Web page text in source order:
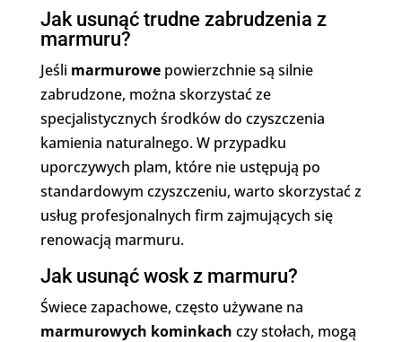
Jak usunąć trudne zabrudzenia z
marmuru?
Jeśli marmurowepowierzchnie są silnie
zabrudzone, można skorzystać ze
specjalistycznych środków do czyszczenia
kamienia naturalnego. W przypadku
uporczywych plam, które nie ustępują po
standardowym czyszczeniu, warto skorzystać z
usług profesjonalnych firm zajmujących się
renowacją marmuru.
Jak usunąć wosk z marmuru?
Świece zapachowe, często używane na
marmurowych kominkach czy stołach, mogą